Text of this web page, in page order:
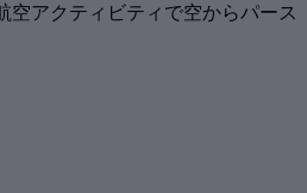
空アクティビティで空からパース